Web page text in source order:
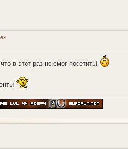
в этот раз не смог посетить!